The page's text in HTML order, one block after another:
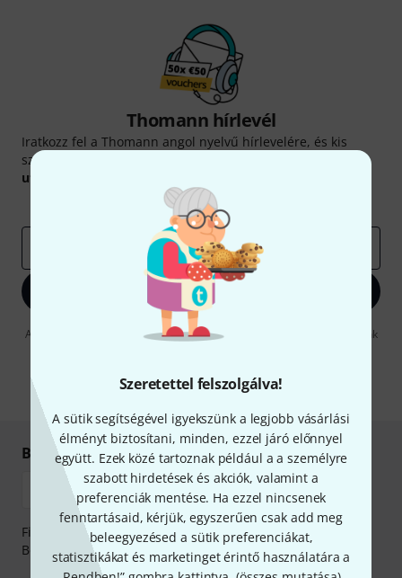
Szeretettel felszolgálva!
A sütik segítségével igyekszünk a legjobb vásárlási
élményt biztosítani, minden, ezzel járó előnnyel
együtt. Ezek közé tartoznak például a a személyre
szabott hirdetések és akciók, valamint a
preferenciák mentése. Ha ezzel nincsenek
fenntartásaid, kérjük, egyszerűen csak add meg
beleegyezésed a sütik preferenciákat,
statisztikákat és marketinget érintő használatára a
Thomann hírlevél
Iratkozz fel a Thomann angol nyelvű hírlevelére, és kis
szerencsével megnyerheted a
utalvány
Inspiráló gondolatok
Bejelentkezés
A "Bejelentkezés" gombra kattintva elfogadja, hogy e-mailben küldjünk
* Kitöltés kötelező
Biztonságos vásárlás és fizetés
Fizessen biztonságosan, titkosítással: Banki átutalás vagy
Betéti- vagy hitelkártya segítségével